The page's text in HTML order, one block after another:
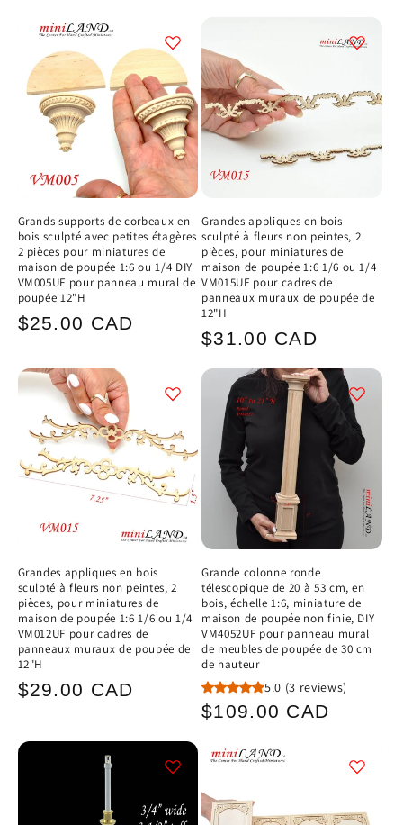
Grands supports de corbeaux en
bois sculpté avec petites étagères
2 pièces pour miniatures de
maison de poupée 1:6 ou 1/4 DIY
VM005UF pour panneau mural de
poupée 12"H
Prix
$25.00 CAD
Grandes appliques en bois
sculpté à fleurs non peintes, 2
pièces, pour miniatures de
maison de poupée 1:6 1/6 ou 1/4
VM015UF pour cadres de
panneaux muraux de poupée de
12"H
Prix
$31.00 CAD
Grandes appliques en bois
sculpté à fleurs non peintes, 2
pièces, pour miniatures de
maison de poupée 1:6 1/6 ou 1/4
VM012UF pour cadres de
panneaux muraux de poupée de
12"H
Prix
$29.00 CAD
Grande colonne ronde
télescopique de 20 à 53 cm, en
bois, échelle 1:6, miniature de
maison de poupée non finie, DIY
VM4052UF pour panneau mural
de meubles de poupée de 30 cm
de hauteur
5.0 (3 reviews)
Prix
$109.00 CAD